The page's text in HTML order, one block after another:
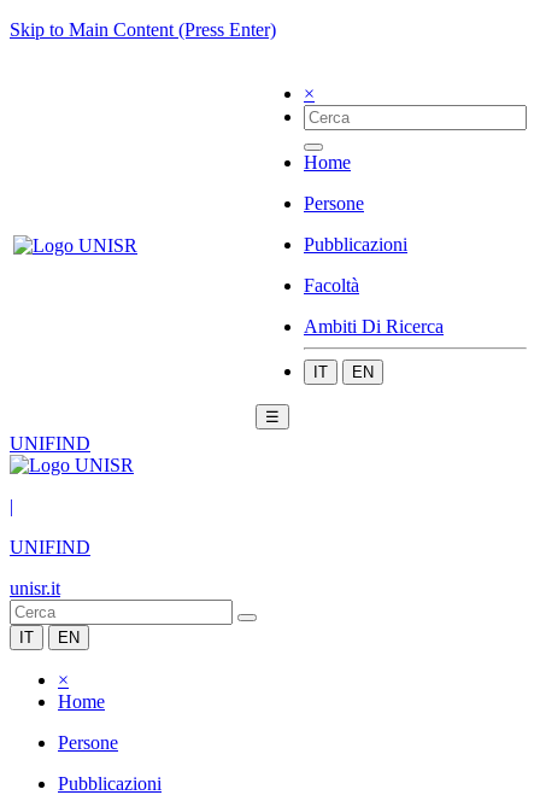
Skip to Main Content (Press Enter)
×
Home
Persone
Pubblicazioni
Facoltà
Ambiti Di Ricerca
IT EN
☰
UNIFIND
|
UNIFIND
unisr.it
IT EN
×
Home
Persone
Pubblicazioni